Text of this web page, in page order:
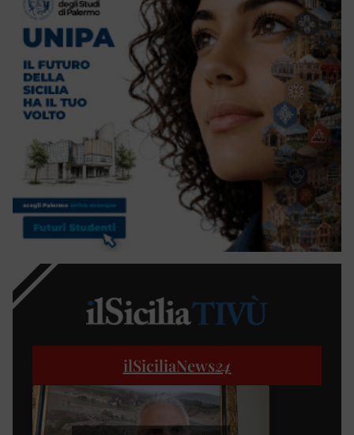
ilSiciliaNews24